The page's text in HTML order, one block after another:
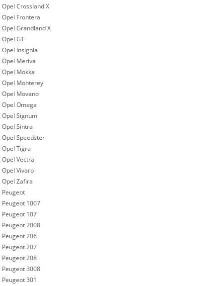
Opel Crossland X
Opel Frontera
Opel Grandland X
Opel GT
Opel Insignia
Opel Meriva
Opel Mokka
Opel Monterey
Opel Movano
Opel Omega
Opel Signum
Opel Sintra
Opel Speedster
Opel Tigra
Opel Vectra
Opel Vivaro
Opel Zafira
Peugeot
Peugeot 1007
Peugeot 107
Peugeot 2008
Peugeot 206
Peugeot 207
Peugeot 208
Peugeot 3008
Peugeot 301